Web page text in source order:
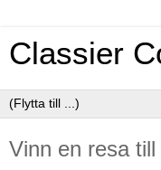
Classier
Vinn en resa